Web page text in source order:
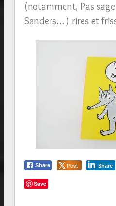
(notamment, Pas
Sanders… ) rires et
Share Post Share
Save